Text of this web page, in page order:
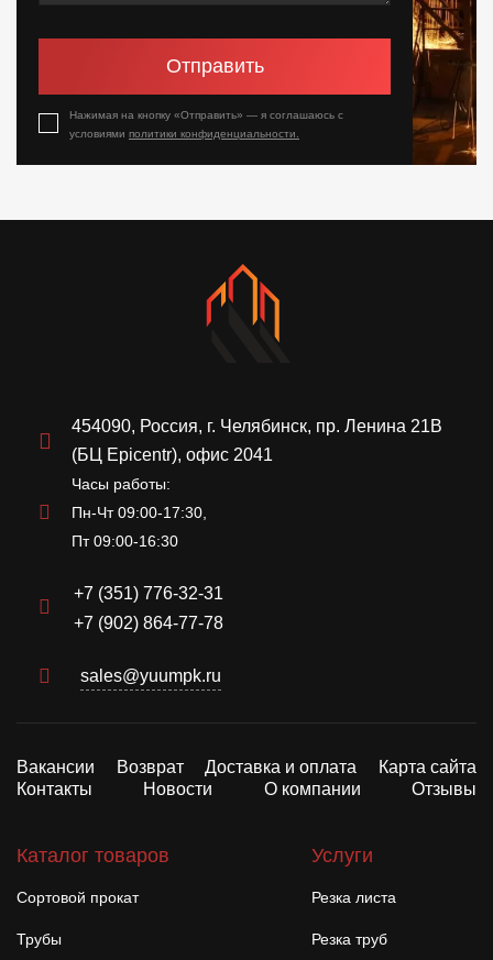
Отправить
Нажимая на кнопку «Отправить» — я соглашаюсь с
условиями политики конфиденциальности.
454090, Россия, г. Челябинск, пр. Ленина 21В
(БЦ Epicentr), офис 2041
Часы работы:
Пн-Чт 09:00-17:30,
Пт 09:00-16:30
+7 (351) 776-32-31
+7 (902) 864-77-78
sales@yuumpk.ru
Вакансии Возврат Доставка и оплата
Карта сайта
Контакты
Новости О компании Отзывы
Каталог товаров
Сортовой прокат
Трубы
Услуги
Резка листа
Резка труб